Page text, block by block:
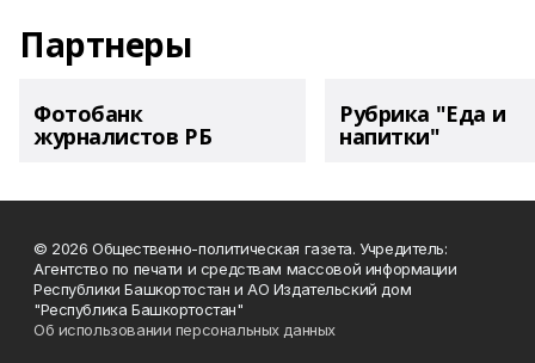
Партнеры
Фотобанк
журналистов РБ
Рубрика "Еда и
напитки"
© 2026 Общественно-политическая газета. Учредитель:
Агентство по печати и средствам массовой информации
Республики Башкортостан и АО Издательский дом
"Республика Башкортостан"
Об использовании персональных данных